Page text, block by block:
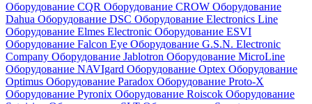
Оборудование CQR Оборудование CROW Оборудование
Dahua Оборудование DSC Оборудование Electronics Line
Оборудование Elmes Electronic Оборудование ESVI
Оборудование Falcon Eye Оборудование G.S.N. Electronic
Company Оборудование Jablotron Оборудование MicroLine
Оборудование NAVIgard Оборудование Optex Оборудование
Optimus Оборудование Paradox Оборудование Proto-X
Оборудование Pyronix Оборудование Roiscok Оборудование